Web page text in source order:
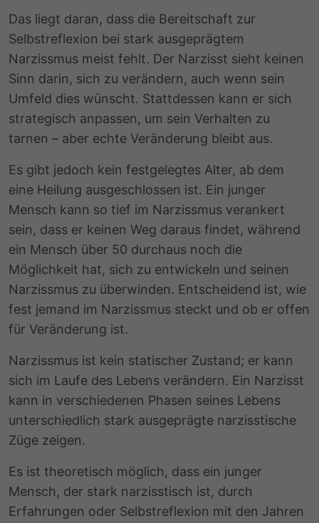
Das liegt daran, dass die Bereitschaft zur
Selbstreflexion bei stark ausgeprägtem
Narzissmus meist fehlt. Der Narzisst sieht keinen
Sinn darin, sich zu verändern, auch wenn sein
Umfeld dies wünscht. Stattdessen kann er sich
strategisch anpassen, um sein Verhalten zu
tarnen – aber echte Veränderung bleibt aus.
Es gibt jedoch kein festgelegtes Alter, ab dem
eine Heilung ausgeschlossen ist. Ein junger
Mensch kann so tief im Narzissmus verankert
sein, dass er keinen Weg daraus findet, während
ein Mensch über 50 durchaus noch die
Möglichkeit hat, sich zu entwickeln und seinen
Narzissmus zu überwinden. Entscheidend ist, wie
fest jemand im Narzissmus steckt und ob er offen
für Veränderung ist.
Narzissmus ist kein statischer Zustand; er kann
sich im Laufe des Lebens verändern. Ein Narzisst
kann in verschiedenen Phasen seines Lebens
unterschiedlich stark ausgeprägte narzisstische
Züge zeigen.
Es ist theoretisch möglich, dass ein junger
Mensch, der stark narzisstisch ist, durch
Erfahrungen oder Selbstreflexion mit den Jahren